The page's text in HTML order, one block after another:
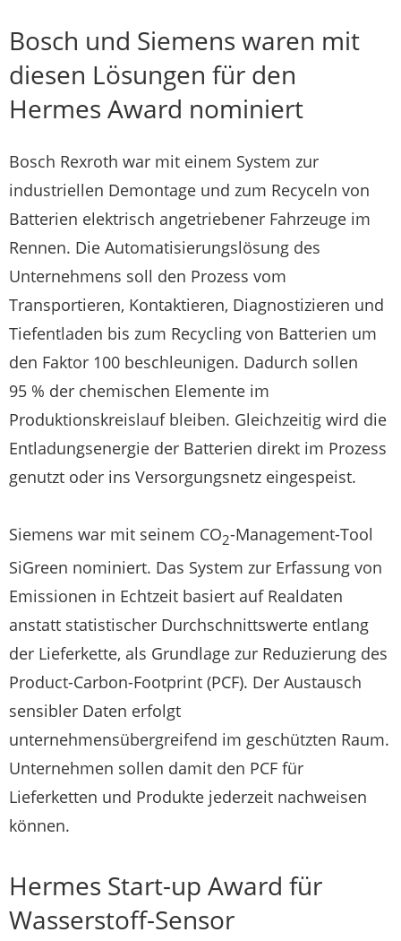
Bosch und Siemens waren mit
diesen Lösungen für den
Hermes Award nominiert
Bosch Rexroth war mit einem System zur
industriellen Demontage und zum Recyceln von
Batterien elektrisch angetriebener Fahrzeuge im
Rennen. Die Automatisierungslösung des
Unternehmens soll den Prozess vom
Transportieren, Kontaktieren, Diagnostizieren und
Tiefentladen bis zum Recycling von Batterien um
den Faktor 100 beschleunigen. Dadurch sollen
95 % der chemischen Elemente im
Produktionskreislauf bleiben. Gleichzeitig wird die
Entladungsenergie der Batterien direkt im Prozess
genutzt oder ins Versorgungsnetz eingespeist.
Siemens war mit seinem CO2-Management-Tool
SiGreen nominiert. Das System zur Erfassung von
Emissionen in Echtzeit basiert auf Realdaten
anstatt statistischer Durchschnittswerte entlang
der Lieferkette, als Grundlage zur Reduzierung des
Product-Carbon-Footprint (PCF). Der Austausch
sensibler Daten erfolgt
unternehmensübergreifend im geschützten Raum.
Unternehmen sollen damit den PCF für
Lieferketten und Produkte jederzeit nachweisen
können.
Hermes Start-up Award für
Wasserstoff-Sensor